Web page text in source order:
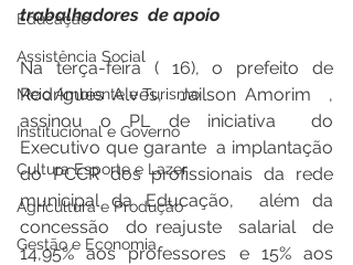
Educação
Assistência Social
Meio Ambiente e Turismo
Institucional e Governo
Cultura Esporte e Lazer
Agricultura e Produção
Gestão e Economia
trabalhadores  de apoio
Na terça-feira ( 16), o prefeito de
Rodrigues Alves,  Jailson Amorim  ,
assinou o PL de iniciativa  do
Executivo que garante  a implantação
do PCCR dos profissionais da rede
municipal da Educação,  além da
concessão  do reajuste  salarial  de
14,95% aos professores e 15% aos